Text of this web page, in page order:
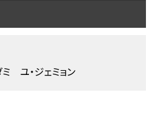
ミ ユ・ジェミョン